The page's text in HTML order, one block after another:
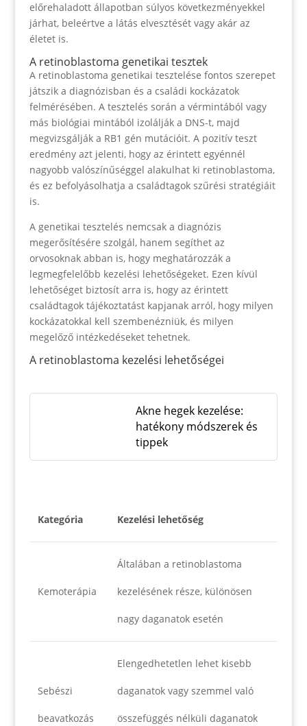
előrehaladott állapotban súlyos következményekkel
járhat, beleértve a látás elvesztését vagy akár az
életet is.
A retinoblastoma genetikai tesztek
A retinoblastoma genetikai tesztelése fontos szerepet
játszik a diagnózisban és a családi kockázatok
felmérésében. A tesztelés során a vérmintából vagy
más biológiai mintából izolálják a DNS-t, majd
megvizsgálják a RB1 gén mutációit. A pozitív teszt
eredmény azt jelenti, hogy az érintett egyénnél
nagyobb valószínűséggel alakulhat ki retinoblastoma,
és ez befolyásolhatja a családtagok szűrési stratégiáit
is.
A genetikai tesztelés nemcsak a diagnózis
megerősítésére szolgál, hanem segíthet az
orvosoknak abban is, hogy meghatározzák a
legmegfelelőbb kezelési lehetőségeket. Ezen kívül
lehetőséget biztosít arra is, hogy az érintett
családtagok tájékoztatást kapjanak arról, hogy milyen
kockázatokkal kell szembenézniük, és milyen
megelőző intézkedéseket tehetnek.
A retinoblastoma kezelési lehetőségei
Akne hegek kezelése:
hatékony módszerek és
tippek
Kategória Kezelési lehetőség
Kemoterápia
Általában a retinoblastoma
kezelésének része, különösen
nagy daganatok esetén
Sebészi
beavatkozás
Elengedhetetlen lehet kisebb
daganatok vagy szemmel való
összefüggés nélküli daganatok